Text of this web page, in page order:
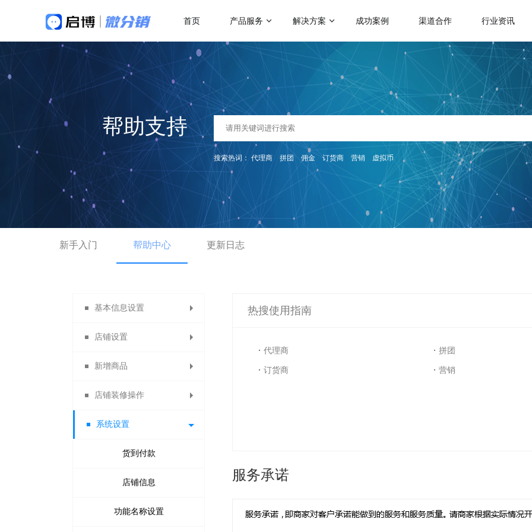
首页 产品服务 解决方案 成功案例 渠道合作 行业资讯
做社交电商，找启博
微分销
快速搭建微信分销商城
分销小程序
专注裂变的分销小程序
直播分销
私域直播分销带货系统
视频号直播
抢占视频号流量阵地
二级分销 会员营销
代理分销 满额包邮
多人拼团
积分商城 砍价
云仓礼包
社区团购 周期购
了解更多产品功能 >
热门运营玩法
二级分销模式
帮助企业裂变分销拓客
快速搭建代理招商分润系统
会员制电商模式
快速搭建云集、贝店模式
社群团购模式
整合社群资源及团购供应链
母婴行业解决方案
一站式赋能母婴品牌商智慧经营
行业销售渠道解决方案
帮助商家拓展销售新渠道
直播带货解决方案
开通微信+小程序+APP直播带货系统
积分商城解决方案
跨境电商解决方案
助力商家拓展全球跨境电商业务
传统微商转型解决方案
帮助微商搭建代理分润体系
微运营解决方案
助商家快速上手商城运营
关于我们
18年专注全产业SaaS产品服务
帮助支持
搜索热词： 代理商 拼团 佣金 订货商 营销 虚拟币
新手入门 帮助中心 更新日志
基本信息设置
系统设置
店铺设置
店铺导航
店铺主页
会员主页
分销说明
商品列表导航
自定义通用模块
新增商品
商品分类
自定义类目
发布商品
商品分组
店铺装修操作
主页装修
模块装修
系统设置
货到付款
店铺信息
功能名称设置
热搜使用指南
代理商 拼团
订货商 营销
服务承诺